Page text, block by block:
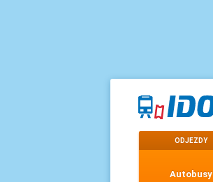
ODJEZDY
Autobusy